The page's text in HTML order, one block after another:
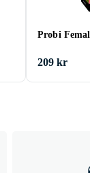
Probi
209 kr